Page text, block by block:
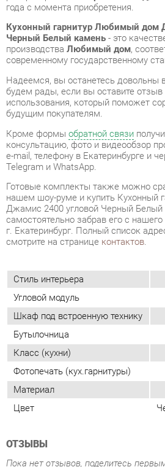
Надеемся, вы останетесь довольны
будем рады, если вы оставите отзыв
использования, который поможет
будущим покупателям.
Кроме формыобратной связи
консультацию, фото и видеообзор
e-mail, телефону в Екатеринбурге и
Telegram и WhatsApp.
Готовые комплекты также можно
Джамис 2400 угловой Черный Белый
самостоятельно забрав его с нашего
г. Екатеринбург. Полный список
смотрите на странице
Стиль интерьера
Угловой модуль
Шкаф под встроенную технику
Класс (кухни)
Фотопечать (кух.гарнитуры)
Материал
Цвет
ОТЗЫВЫ
Пока нет отзывов, поделитесь
ДОБАВИТЬ
ПОХОЖИЕ ТОВАРЫ